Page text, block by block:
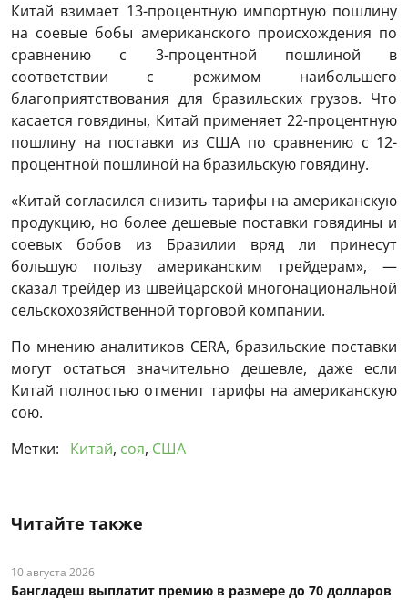
Китай взимает 13-процентную импортную пошлину
на соевые бобы американского происхождения по
сравнению с 3-процентной пошлиной в
соответствии с режимом наибольшего
благоприятствования для бразильских грузов. Что
касается говядины, Китай применяет 22-процентную
пошлину на поставки из США по сравнению с 12-
процентной пошлиной на бразильскую говядину.
«Китай согласился снизить тарифы на американскую
продукцию, но более дешевые поставки говядины и
соевых бобов из Бразилии вряд ли принесут
большую пользу американским трейдерам», —
сказал трейдер из швейцарской многонациональной
сельскохозяйственной торговой компании.
По мнению аналитиков CERA, бразильские поставки
могут остаться значительно дешевле, даже если
Китай полностью отменит тарифы на американскую
сою.
Метки:
Китай, соя, США
Читайте также
10 августа 2026
Бангладеш выплатит премию в размере до 70 долларов